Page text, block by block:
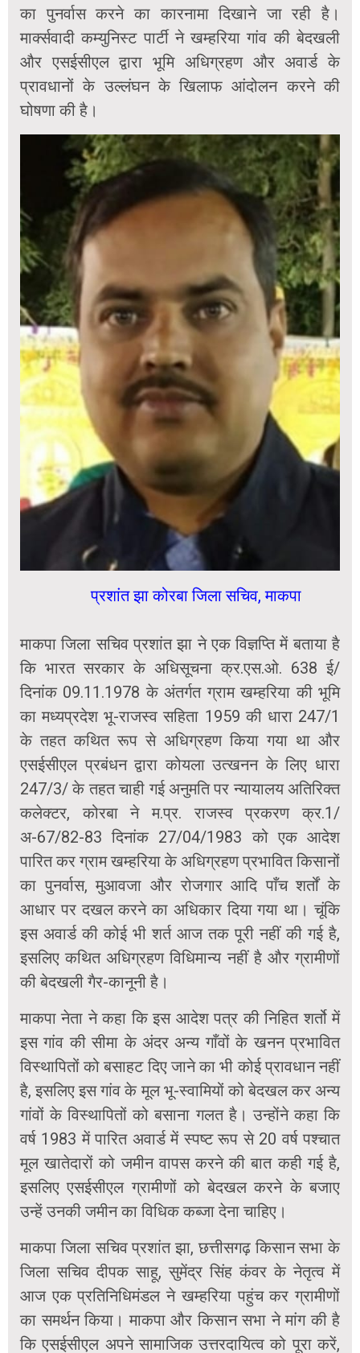
का पुनर्वास करने का कारनामा दिखाने जा रही है।
मार्क्सवादी कम्युनिस्ट पार्टी ने खम्हरिया गांव की बेदखली
और एसईसीएल द्वारा भूमि अधिग्रहण और अवार्ड के
प्रावधानों के उल्लंघन के खिलाफ आंदोलन करने की
घोषणा की है।
प्रशांत झा कोरबा जिला सचिव, माकपा
माकपा जिला सचिव प्रशांत झा ने एक विज्ञप्ति में बताया है
कि भारत सरकार के अधिसूचना क्र.एस.ओ. 638 ई/
दिनांक 09.11.1978 के अंतर्गत ग्राम खम्हरिया की भूमि
का मध्यप्रदेश भू-राजस्व सहिता 1959 की धारा 247/1
के तहत कथित रूप से अधिग्रहण किया गया था और
एसईसीएल प्रबंधन द्वारा कोयला उत्खनन के लिए धारा
247/3/ के तहत चाही गई अनुमति पर न्यायालय अतिरिक्त
कलेक्टर, कोरबा ने म.प्र. राजस्व प्रकरण क्र.1/
अ-67/82-83 दिनांक 27/04/1983 को एक आदेश
पारित कर ग्राम खम्हरिया के अधिग्रहण प्रभावित किसानों
का पुनर्वास, मुआवजा और रोजगार आदि पाँच शर्तों के
आधार पर दखल करने का अधिकार दिया गया था। चूंकि
इस अवार्ड की कोई भी शर्त आज तक पूरी नहीं की गई है,
इसलिए कथित अधिग्रहण विधिमान्य नहीं है और ग्रामीणों
की बेदखली गैर-कानूनी है।
माकपा नेता ने कहा कि इस आदेश पत्र की निहित शर्तो में
इस गांव की सीमा के अंदर अन्य गाँवों के खनन प्रभावित
विस्थापितों को बसाहट दिए जाने का भी कोई प्रावधान नहीं
है, इसलिए इस गांव के मूल भू-स्वामियों को बेदखल कर अन्य
गांवों के विस्थापितों को बसाना गलत है। उन्होंने कहा कि
वर्ष 1983 में पारित अवार्ड में स्पष्ट रूप से 20 वर्ष पश्चात
मूल खातेदारों को जमीन वापस करने की बात कही गई है,
इसलिए एसईसीएल ग्रामीणों को बेदखल करने के बजाए
उन्हें उनकी जमीन का विधिक कब्जा देना चाहिए।
माकपा जिला सचिव प्रशांत झा, छत्तीसगढ़ किसान सभा के
जिला सचिव दीपक साहू, सुमेंद्र सिंह कंवर के नेतृत्व में
आज एक प्रतिनिधिमंडल ने खम्हरिया पहुंच कर ग्रामीणों
का समर्थन किया। माकपा और किसान सभा ने मांग की है
कि एसईसीएल अपने सामाजिक उत्तरदायित्व को पूरा करें,